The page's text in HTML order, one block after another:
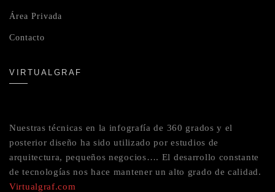
Área Privada
Contacto
VIRTUALGRAF
Nuestras técnicas en la infografía de 360 grados y el
posterior diseño ha sido utilizado por estudios de
arquitectura, pequeños negocios…. El desarrollo constante
de tecnologías nos hace mantener un alto grado de calidad.
Virtualgraf.com